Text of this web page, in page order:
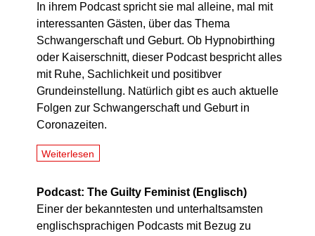
In ihrem Podcast spricht sie mal alleine, mal mit
interessanten Gästen, über das Thema
Schwangerschaft und Geburt. Ob Hypnobirthing
oder Kaiserschnitt, dieser Podcast bespricht alles
mit Ruhe, Sachlichkeit und positibver
Grundeinstellung. Natürlich gibt es auch aktuelle
Folgen zur Schwangerschaft und Geburt in
Coronazeiten.
Weiterlesen
Podcast: The Guilty Feminist (Englisch)
Einer der bekanntesten und unterhaltsamsten
englischsprachigen Podcasts mit Bezug zu